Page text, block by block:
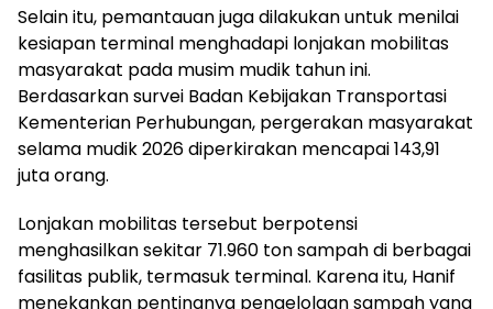
Selain itu, pemantauan juga dilakukan untuk menilai
kesiapan terminal menghadapi lonjakan mobilitas
masyarakat pada musim mudik tahun ini.
Berdasarkan survei Badan Kebijakan Transportasi
Kementerian Perhubungan, pergerakan masyarakat
selama mudik 2026 diperkirakan mencapai 143,91
juta orang.
Lonjakan mobilitas tersebut berpotensi
menghasilkan sekitar 71.960 ton sampah di berbagai
fasilitas publik, termasuk terminal. Karena itu, Hanif
menekankan pentingnya pengelolaan sampah yang